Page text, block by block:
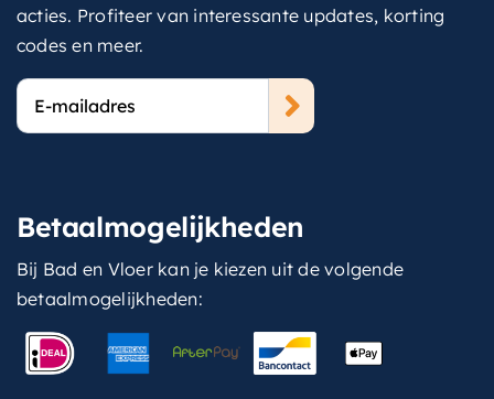
acties. Profiteer van interessante updates, korting
codes en meer.
E-
mailadres
Betaalmogelijkheden
Bij Bad en Vloer kan je kiezen uit de volgende
betaalmogelijkheden: